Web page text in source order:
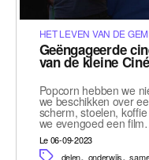
HET LEVEN VAN DE
Geëngageerde
van de kleine
Popcorn hebben we
we beschikken over
scherm, stoelen,
we evengoed een
Le 06-09-2023
delen, onderwijs,